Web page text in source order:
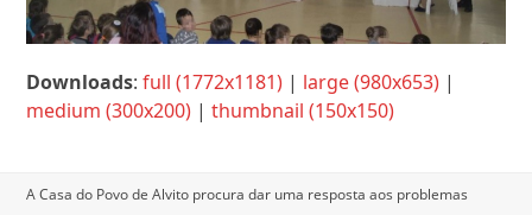
Downloads:full (1772x1181) | large (980x653) |
medium (300x200) |thumbnail (150x150)
A Casa do Povo de Alvito procura dar uma resposta aos problemas